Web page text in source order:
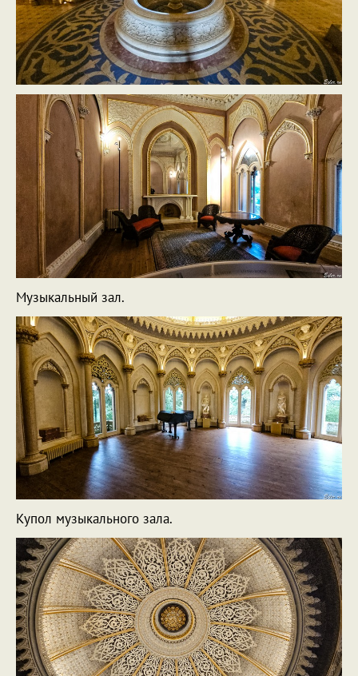
Музыкальный зал.
Купол музыкального зала.